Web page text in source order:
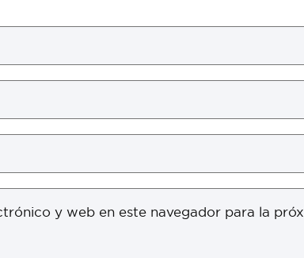
y web en este navegador para la